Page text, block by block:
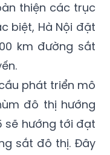
công cộng. Quy
phát triển hệ
thiện các trục
biệt, Hà Nội đặt
km đường sắt
phát triển mô
đô thị hướng